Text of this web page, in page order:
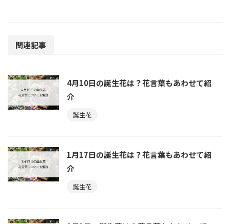
関連記事
4月10日の誕生花は？花言葉もあわせて紹
介
誕生花
1月17日の誕生花は？花言葉もあわせて紹
介
誕生花